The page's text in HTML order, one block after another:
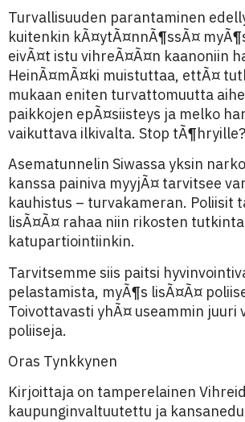
Turvallisuuden parantaminen
kuitenkin kÃ¤ytÃ¤nnÃ¶ssÃ¤
eivÃ¤t istu vihreÃ¤Ã¤n kaanoniin
HeinÃ¤mÃ¤ki muistuttaa, ettÃ¤
mukaan eniten turvattomuutta
paikkojen epÃ¤siisteys ja melko
vaikuttava ilkivalta. Stop tÃ¶hryille?
Asematunnelin Siwassa yksin
kanssa painiva myyjÃ¤ tarvitsee
kauhistus – turvakameran. Poliisit
lisÃ¤Ã¤ rahaa niin rikosten
katupartiointiinkin.
Tarvitsemme siis paitsi
pelastamista, myÃ¶s lisÃ¤Ã¤
Toivottavasti yhÃ¤ useammin juuri
poliiseja.
Oras Tynkkynen
Kirjoittaja on tamperelainen
kaupunginvaltuutettu ja